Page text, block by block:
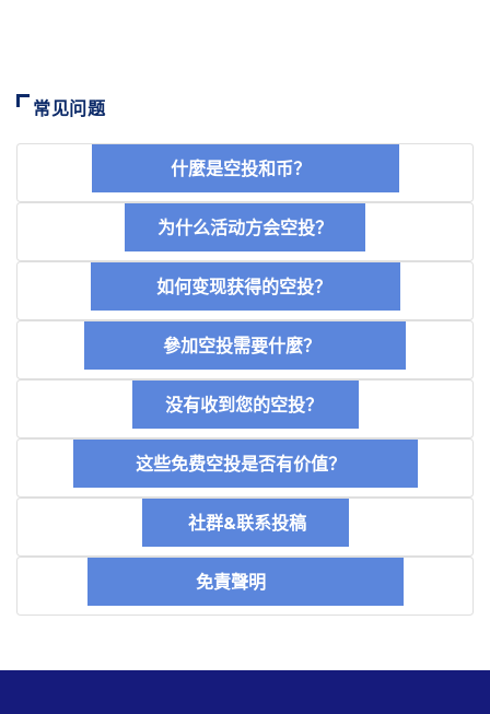
常见问题
什麼是空投和币？
为什么活动方会空投？
如何变现获得的空投？
參加空投需要什麼？
没有收到您的空投？
这些免费空投是否有价值？
社群&联系投稿
免責聲明